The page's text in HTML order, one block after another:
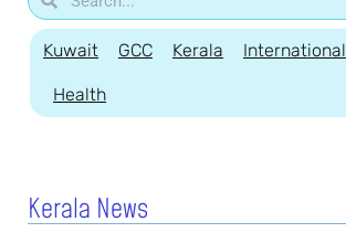
Kuwait GCC Kerala International
Health
Kerala News